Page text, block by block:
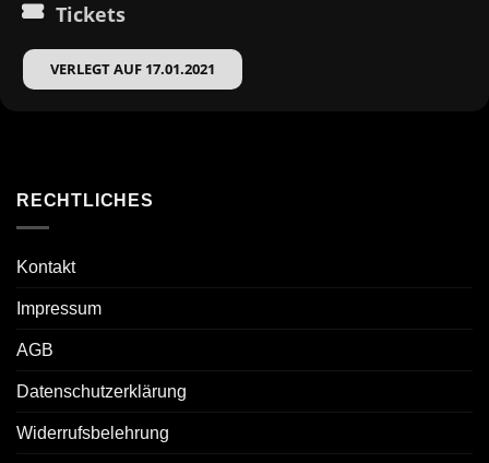
Tickets
VERLEGT AUF 17.01.2021
RECHTLICHES
Kontakt
Impressum
AGB
Datenschutzerklärung
Widerrufsbelehrung